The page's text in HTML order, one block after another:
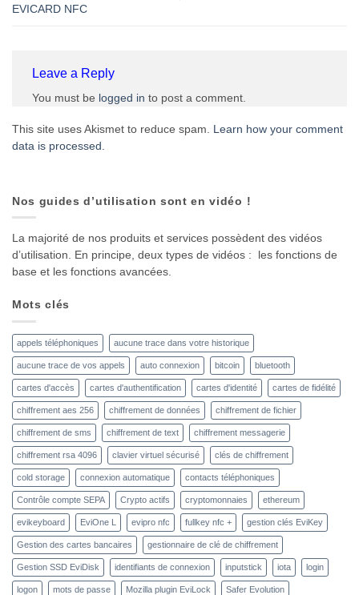
EVICARD NFC
Leave a Reply
You must be logged in to post a comment.
This site uses Akismet to reduce spam.
Learn how your comment
data is processed.
Nos guides d’utilisation sont en vidéo !
La majorité de nos produits et services possèdent des vidéos
d’utilisation. En principe, deux types de vidéos : les fonctions de
base et les fonctions avancées.
Mots clés
appels téléphoniques aucune trace dans votre historique
aucune trace de vos appels auto connexion bitcoin bluetooth
cartes d'accès cartes d'authentification cartes d'identité cartes de fidélité
chiffrement aes 256 chiffrement de données chiffrement de fichier
chiffrement de sms chiffrement de text chiffrement messagerie
chiffrement rsa 4096 clavier virtuel sécurisé clés de chiffrement
cold storage connexion automatique contacts téléphoniques
Contrôle compte SEPA Crypto actifs cryptomonnaies ethereum
evikeyboard EviOne L evipro nfc fullkey nfc + gestion clés EviKey
Gestion des cartes bancaires gestionnaire de clé de chiffrement
Gestion SSD EviDisk identifiants de connexion inputstick iota login
logon mots de passe Mozilla plugin EviLock Safer Evolution